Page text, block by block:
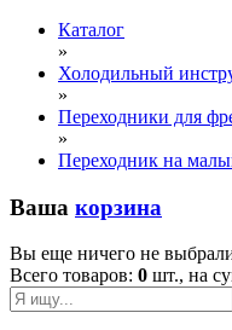
Каталог
»
Холодильный
»
Переходники для
»
Переходник на
Ваша корзина
Вы еще ничего не
Всего товаров: 0 шт., на